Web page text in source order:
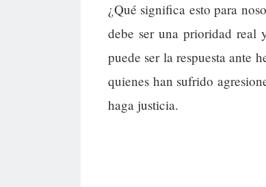
¿Qué significa esto para
debe ser una prioridad real
puede ser la respuesta ante
quienes han sufrido
haga justicia.